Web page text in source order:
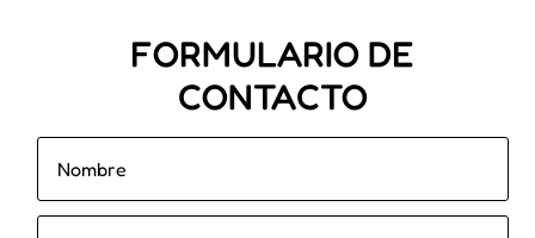
FORMULARIO DE
CONTACTO